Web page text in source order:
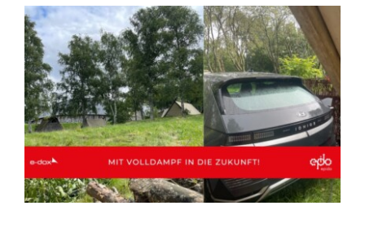
Produkte
Webcasts
Team